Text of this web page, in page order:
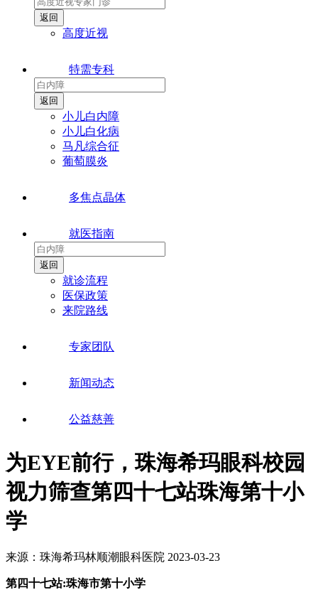
高度近视
特需专科
小儿白内障
小儿白化病
马凡综合征
葡萄膜炎
多焦点晶体
就医指南
就诊流程
医保政策
来院路线
专家团队
新闻动态
公益慈善
为EYE前行，珠海希玛眼科校园
视力筛查第四十七站珠海第十小
学
来源：珠海希玛林顺潮眼科医院 2023-03-23
第四十七站:珠海市第十小学